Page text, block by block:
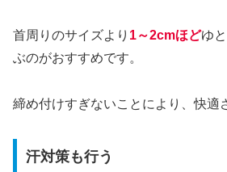
首周りのサイズより 1～2cmほどゆ
ぶのがおすすめです。
締め付けすぎないことにより、快適
汗対策も行う